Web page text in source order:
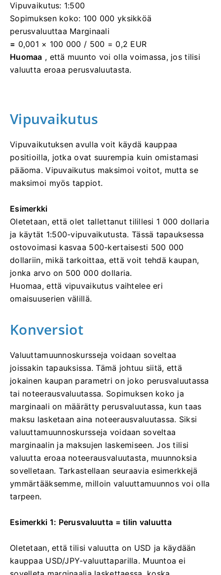
Vipuvaikutus: 1:500
Sopimuksen koko: 100 000 yksikköä
perusvaluuttaa Marginaali
= 0,001 × 100 000 / 500 = 0,2 EUR
Huomaa , että muunto voi olla voimassa, jos tilisi
valuutta eroaa perusvaluutasta.
Vipuvaikutus
Vipuvaikutuksen avulla voit käydä kauppaa
positioilla, jotka ovat suurempia kuin omistamasi
pääoma. Vipuvaikutus maksimoi voitot, mutta se
maksimoi myös tappiot.
Esimerkki
Oletetaan, että olet tallettanut tilillesi 1 000 dollaria
ja käytät 1:500-vipuvaikutusta. Tässä tapauksessa
ostovoimasi kasvaa 500-kertaisesti 500 000
dollariin, mikä tarkoittaa, että voit tehdä kaupan,
jonka arvo on 500 000 dollaria.
Huomaa, että vipuvaikutus vaihtelee eri
omaisuuserien välillä.
Konversiot
Valuuttamuunnoskursseja voidaan soveltaa
joissakin tapauksissa. Tämä johtuu siitä, että
jokainen kaupan parametri on joko perusvaluutassa
tai noteerausvaluutassa. Sopimuksen koko ja
marginaali on määrätty perusvaluutassa, kun taas
maksu lasketaan aina noteerausvaluutassa. Siksi
valuuttamuunnoskursseja voidaan soveltaa
marginaalin ja maksujen laskemiseen. Jos tilisi
valuutta eroaa noteerausvaluutasta, muunnoksia
sovelletaan. Tarkastellaan seuraavia esimerkkejä
ymmärtääksemme, milloin valuuttamuunnos voi olla
tarpeen.
Esimerkki 1: Perusvaluutta = tilin valuutta
Oletetaan, että tilisi valuutta on USD ja käydään
kauppaa USD/JPY-valuuttaparilla. Muuntoa ei